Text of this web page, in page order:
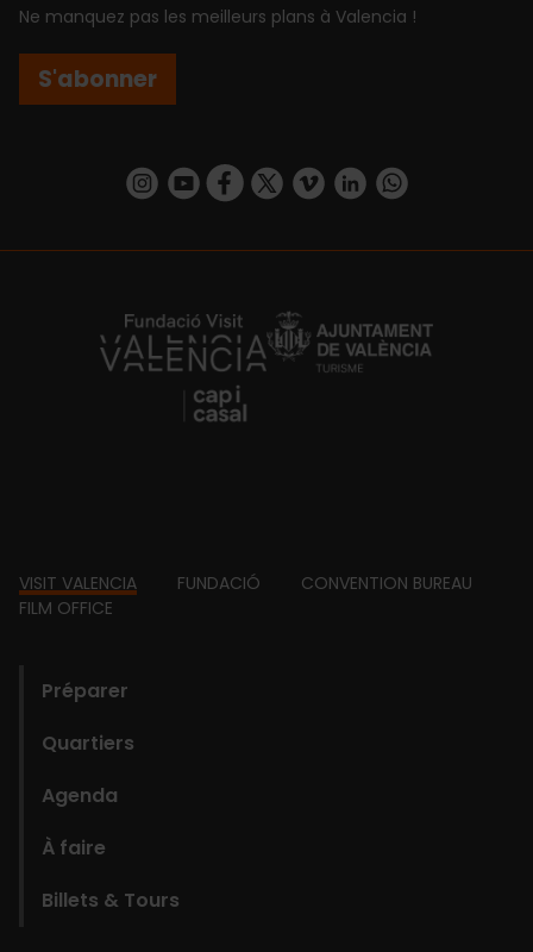
Ne manquez pas les meilleurs plans à Valencia !
S'abonner
https://www.instagram.com/visit_valencia/
https://www.youtube.com/user/
https://www.facebook.com/
https://twitter.com/
https://vimeo.com/
https://www.linkedin.com/company/turismo-valencia/https://api.whatsapp.com/send/
https://fundacion.visitvalencia.com/
Footer
VISIT VALENCIA FUNDACIÓ
CONVENTION BUREAU
FILM OFFICE
Préparer
Quartiers
Agenda
À faire
Billets & Tours